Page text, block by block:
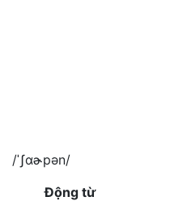
/ˈʃɑɚpən/
Động từ